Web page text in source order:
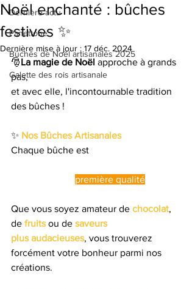
Dernière actu
Panettone
Bûches de Noël artisanales 2025
Galette des rois artisanale
Noël enchanté : bûches
festives ✨
Dernière mise à jour : 17 déc. 2024
🎅La magie de Noël approche à grands
pas,
et avec elle, l'incontournable tradition
des bûches !
✨ Nos Bûches Artisanales
Chaque bûche est
première qualité
Que vous soyez amateur de chocolat,
de fruits ou de saveurs
plus audacieuses, vous trouverez
forcément votre bonheur parmi nos
créations.